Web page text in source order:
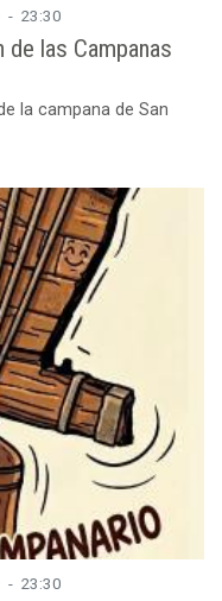
- 23:30
las Campanas
la campana de San
- 23:30